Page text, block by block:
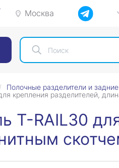
Москва
Полочные разделители и
крепления разделителей,
T-RAIL30